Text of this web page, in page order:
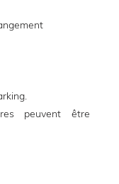
peuvent être